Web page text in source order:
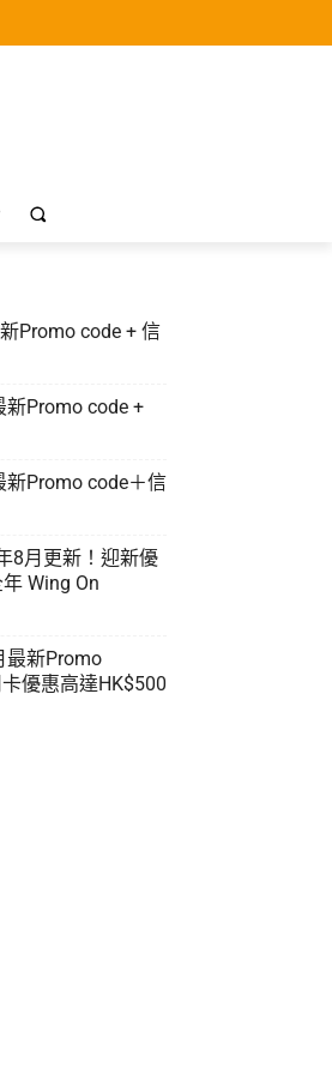
Promo code + 信
新Promo code +
Promo code＋信
8月更新！迎新優
Wing On
最新Promo
優惠高達HK$500